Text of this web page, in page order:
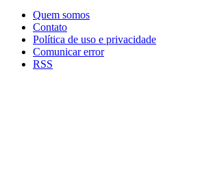
Quem somos
Contato
Política de uso e privacidade
Comunicar error
RSS